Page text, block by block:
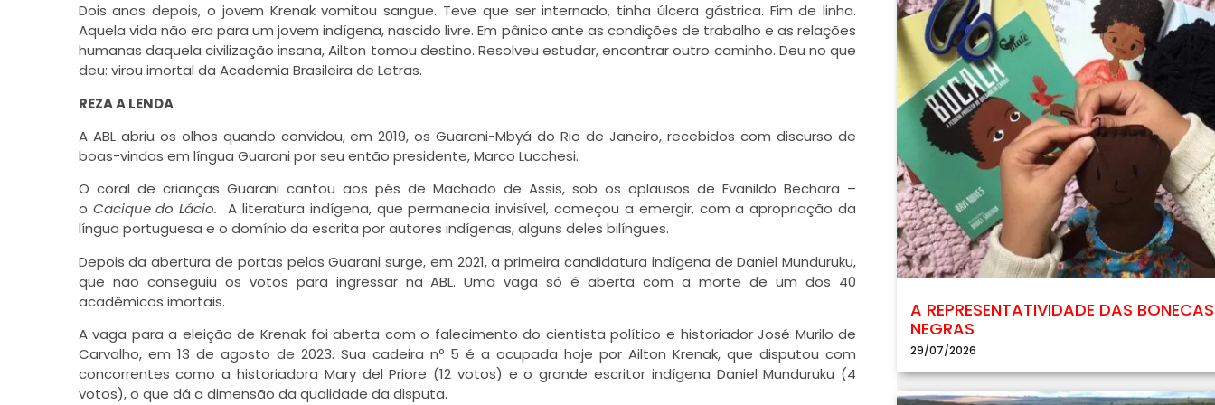
Dois anos depois, o jovem Krenak vomitou sangue. Teve que ser internado, tinha úlcera gástrica. Fim de linha.
Aquela vida não era para um jovem indígena, nascido livre. Em pânico ante as condições de trabalho e as relações
humanas daquela civilização insana, Ailton tomou destino. Resolveu estudar, encontrar outro caminho. Deu no que
deu: virou imortal da Academia Brasileira de Letras.
REZA A LENDA
A ABL abriu os olhos quando convidou, em 2019, os Guarani-Mbyá do Rio de Janeiro, recebidos com discurso de
boas-vindas em língua Guarani por seu então presidente, Marco Lucchesi.
O coral de crianças Guarani cantou aos pés de Machado de Assis, sob os aplausos de Evanildo Bechara –
o Cacique do Lácio. A literatura indígena, que permanecia invisível, começou a emergir, com a apropriação da
língua portuguesa e o domínio da escrita por autores indígenas, alguns deles bilíngues.
Depois da abertura de portas pelos Guarani surge, em 2021, a primeira candidatura indígena de Daniel Munduruku,
que não conseguiu os votos para ingressar na ABL. Uma vaga só é aberta com a morte de um dos 40
acadêmicos imortais.
A vaga para a eleição de Krenak foi aberta com o falecimento do cientista político e historiador José Murilo de
Carvalho, em 13 de agosto de 2023. Sua cadeira nº 5 é a ocupada hoje por Ailton Krenak, que disputou com
concorrentes como a historiadora Mary del Priore (12 votos) e o grande escritor indígena Daniel Munduruku (4
votos), o que dá a dimensão da qualidade da disputa.
A REPRESENTATIVIDADE DAS BONECAS
NEGRAS
29/07/2026